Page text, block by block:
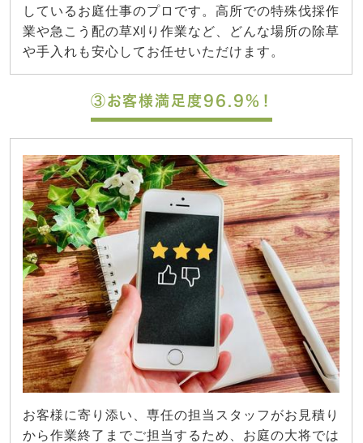
しているお庭仕事のプロです。高所での特殊伐採作
業や急こう配の草刈り作業など、どんな場所の除草
や手入れも安心してお任せいただけます。
③お客様満足度96.9%！
お客様に寄り添い、専任の担当スタッフがお見積り
から作業終了までご担当するため、お庭の大将では